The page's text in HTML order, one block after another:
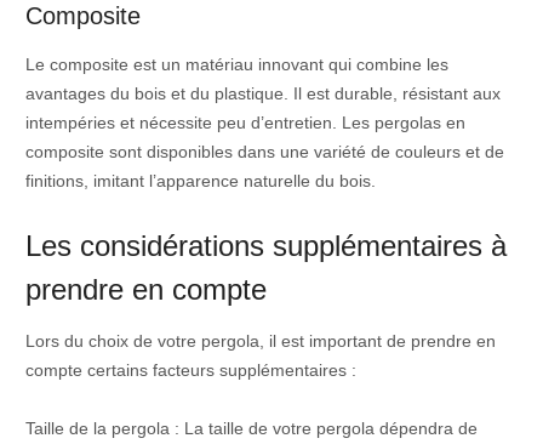
Composite
Le composite est un matériau innovant qui combine les
avantages du bois et du plastique. Il est durable, résistant aux
intempéries et nécessite peu d’entretien. Les pergolas en
composite sont disponibles dans une variété de couleurs et de
finitions, imitant l’apparence naturelle du bois.
Les considérations supplémentaires à
prendre en compte
Lors du choix de votre pergola, il est important de prendre en
compte certains facteurs supplémentaires :
Taille de la pergola : La taille de votre pergola dépendra de